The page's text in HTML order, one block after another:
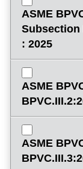
ASME
Subsection
: 2025
ASME
ASME